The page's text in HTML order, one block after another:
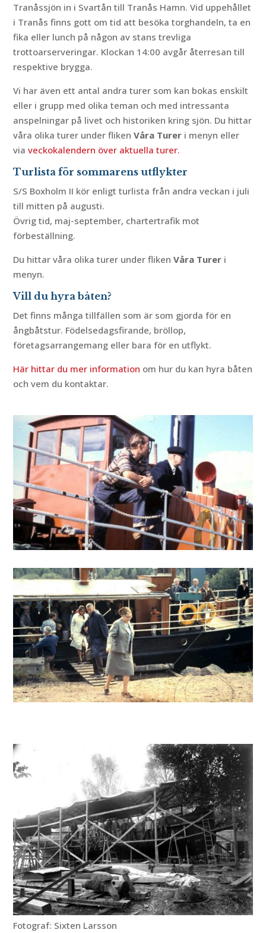
Tranåssjön in i Svartån till Tranås Hamn. Vid uppehållet
i Tranås finns gott om tid att besöka torghandeln, ta en
fika eller lunch på någon av stans trevliga
trottoarserveringar. Klockan 14:00 avgår återresan till
respektive brygga.
Vi har även ett antal andra turer som kan bokas enskilt
eller i grupp med olika teman och med intressanta
anspelningar på livet och historiken kring sjön. Du hittar
våra olika turer under flikenVåra Turer i menyn eller
viaveckokalendern över aktuella turer.
Turlista för sommarens utflykter
S/S Boxholm II kör enligt turlista från andra veckan i juli
till mitten på augusti.
Övrig tid, maj-september, chartertrafik mot
förbeställning.
Du hittar våra olika turer under flikenVåra Turer i
menyn.
Vill du hyra båten?
Det finns många tillfällen som är som gjorda för en
ångbåtstur. Födelsedagsfirande, bröllop,
företagsarrangemang eller bara för en utflykt.
Här hittar du mer information om hur du kan hyra båten
och vem du kontaktar.
Fotograf: Sixten Larsson